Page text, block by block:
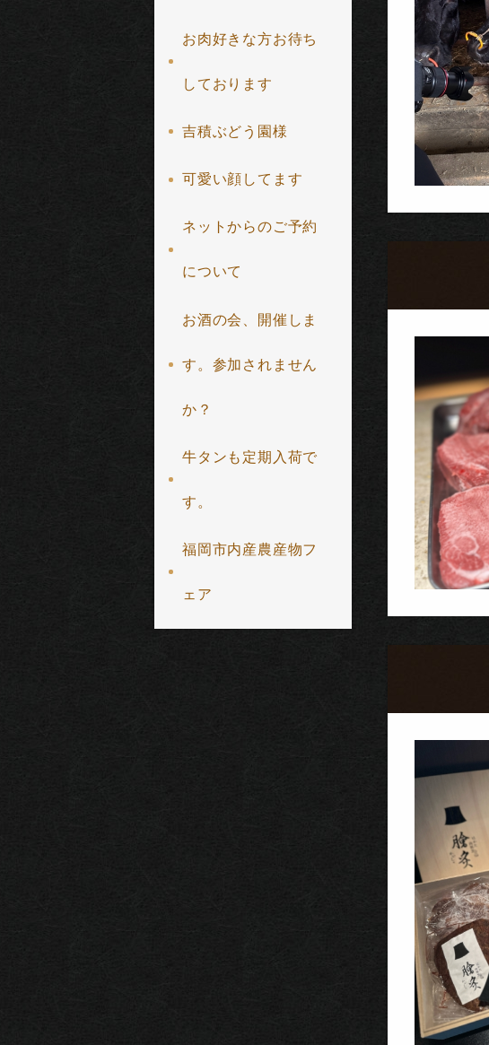
お肉好きな方お待ち
しております
吉積ぶどう園様
可愛い顔してます
ネットからのご予約
について
お酒の会、開催しま
す。参加されません
か？
牛タンも定期入荷で
す。
福岡市内産農産物フ
ェア